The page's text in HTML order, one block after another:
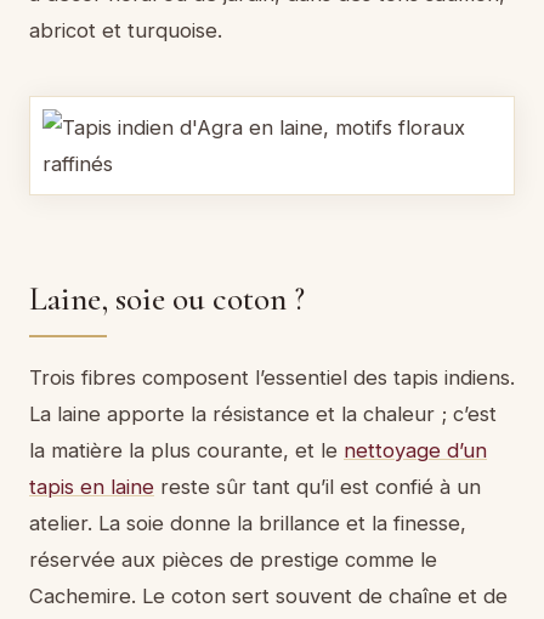
abricot et turquoise.
Laine, soie ou coton ?
Trois fibres composent l’essentiel des tapis indiens.
La laine apporte la résistance et la chaleur ; c’est
la matière la plus courante, et le nettoyage d’un
tapis en laine reste sûr tant qu’il est confié à un
atelier. La soie donne la brillance et la finesse,
réservée aux pièces de prestige comme le
Cachemire. Le coton sert souvent de chaîne et de